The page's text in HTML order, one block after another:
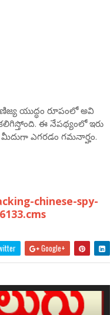
యుద్ధం రూపంలో అవి
ఈ నేపథ్యంలో ఇరు
ఎగరడం గమనార్హం.
chinese-spy-
Google+